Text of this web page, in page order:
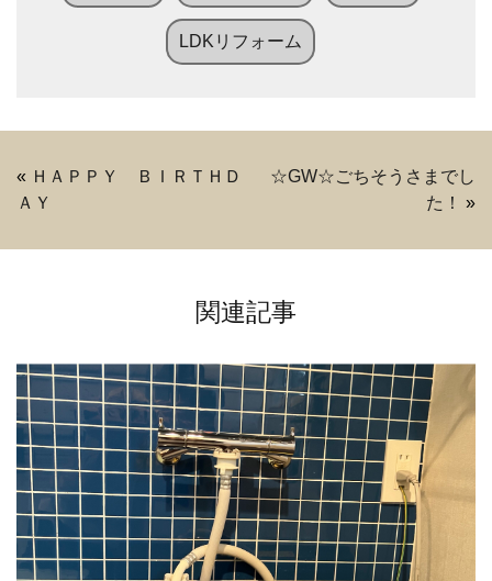
LDKリフォーム
« ＨＡＰＰＹ ＢＩＲＴＨＤ
ＡＹ
☆GW☆ごちそうさまでし
た！
»
関連記事